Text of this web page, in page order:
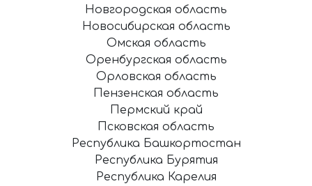
Новгородская область
Новосибирская область
Омская область
Оренбургская область
Орловская область
Пензенская область
Пермский край
Псковская область
Республика Башкортостан
Республика Бурятия
Республика Карелия